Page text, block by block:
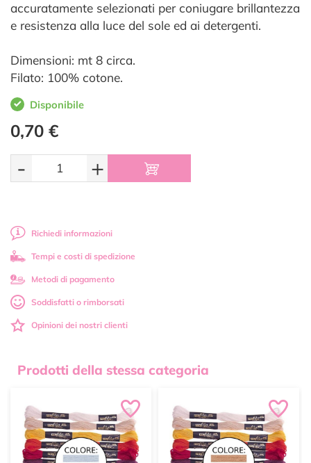
accuratamente selezionati per coniugare brillantezza
e resistenza alla luce del sole ed ai detergenti.
Dimensioni: mt 8 circa.
Filato: 100% cotone.
Disponibile
0,70 €
- +
Richiedi informazioni
Tempi e costi di spedizione
Metodi di pagamento
Soddisfatti o rimborsati
Opinioni dei nostri clienti
Prodotti della stessa categoria